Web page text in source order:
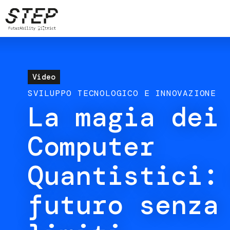
Salta
al
contenuto
Video
SVILUPPO TECNOLOGICO E INNOVAZIONE
La magia dei
Computer
Quantistici:
futuro senza